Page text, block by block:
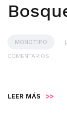
MONOTIPO
COMENTARIOS
LEER MÁS >>